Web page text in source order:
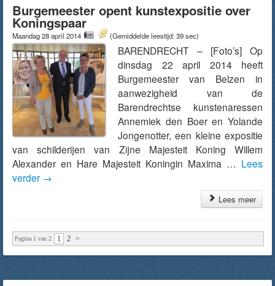
Burgemeester opent kunstexpositie over
Koningspaar
Maandag 28 april 2014 (Gemiddelde leestijd: 39 sec)
BARENDRECHT – [Foto’s] Op
dinsdag 22 april 2014 heeft
Burgemeester van Belzen in
aanwezigheid van de
Barendrechtse kunstenaressen
Annemiek den Boer en Yolande
Jongenotter, een kleine expositie
van schilderijen van Zijne Majesteit Koning Willem
Alexander en Hare Majesteit Koningin Maxima … Lees
verder →
Lees meer
Pagina 1 van 2 1 2 >